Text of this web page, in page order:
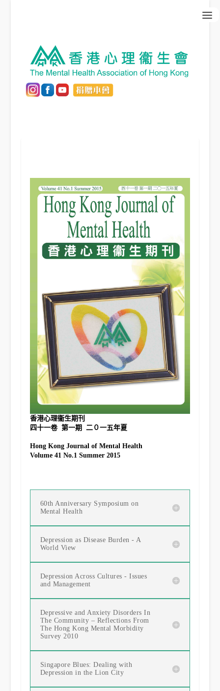
香港心理衞生期刊
Hong Kong Journal of Mental Health
Volume 41 No.1 Summer 2015
60th Anniversary Symposium on
Mental Health
Depression as Disease Burden - A
World View
Depression Across Cultures - Issues
and Management
Depressive and Anxiety Disorders In
The Community – Reflections From
The Hong Kong Mental Morbidity
Survey 2010
Singapore Blues: Dealing with
Depression in the Lion City